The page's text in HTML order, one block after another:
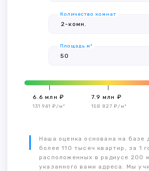
Количество комнат
Площадь м²
6.6 млн ₽
131 941 ₽/м²
7.9 млн ₽
158 827 ₽/м²
Наша оценка основана на базе
более 110 тысяч квартир, за 1
расположенных в радиусе 200
указанного вами адреса. Мы